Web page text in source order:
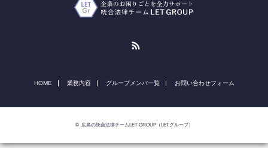
HOME 業務内容 グループメンバ一覧 お問い合わせフォーム
© 広島の統合法律チームLET GROUP（LETグループ）